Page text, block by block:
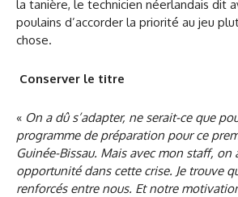
la tanière, le technicien néerlandais dit
poulains d’accorder la priorité au jeu
chose.
Conserver le titre
« On a dû s’adapter, ne serait-ce que
programme de préparation pour ce
Guinée-Bissau. Mais avec mon staff, on
opportunité dans cette crise. Je trouve
renforcés entre nous. Et notre